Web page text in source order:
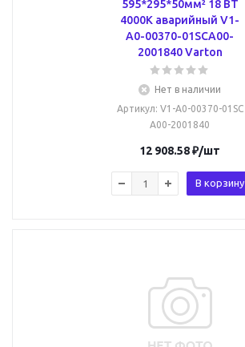
595*295*50мм² 18 ВТ
4000К аварийный V1-
A0-00370-01SCA00-
2001840 Varton
Нет в наличии
Артикул: V1-A0-00370-01SC
A00-2001840
12 908.58₽/шт
В корзину